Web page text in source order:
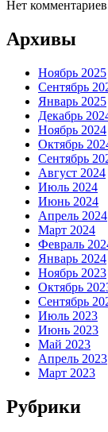
Нет
Архивы
Ноябрь 2025
Сентябрь
Январь 2025
Декабрь
Ноябрь 2024
Октябрь
Сентябрь
Август 2024
Июль 2024
Июнь 2024
Апрель 2024
Март 2024
Февраль
Январь 2024
Ноябрь 2023
Октябрь
Сентябрь
Июль 2023
Июнь 2023
Май 2023
Апрель 2023
Март 2023
Рубрики